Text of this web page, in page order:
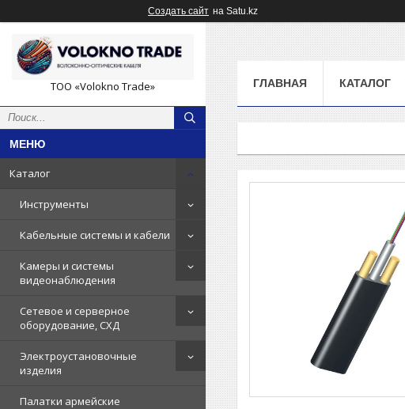
Создать сайт на Satu.kz
ТОО «Volokno Trade»
Каталог
Инструменты
Кабельные системы и кабели
Камеры и системы
видеонаблюдения
Сетевое и серверное
оборудование, СХД
Электроустановочные
изделия
Палатки армейские
ГЛАВНАЯ КАТАЛОГ